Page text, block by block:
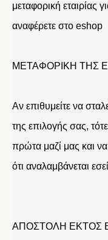
μεταφορική εταιρίας
αναφέρετε στο eshop
ΜΕΤΑΦΟΡΙΚΗ ΤΗΣ
Αν επιθυμείτε να
της επιλογής σας,
πρώτα μαζί μας και
ότι αναλαμβάνεται
ΑΠΟΣΤΟΛΗ ΕΚΤΟΣ